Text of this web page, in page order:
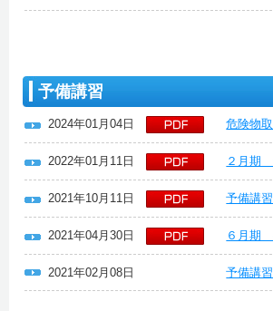
予備講習
2024年01月04日 危険物
2022年01月11日 ２月期
2021年10月11日 予備講
2021年04月30日 ６月期
2021年02月08日 予備講